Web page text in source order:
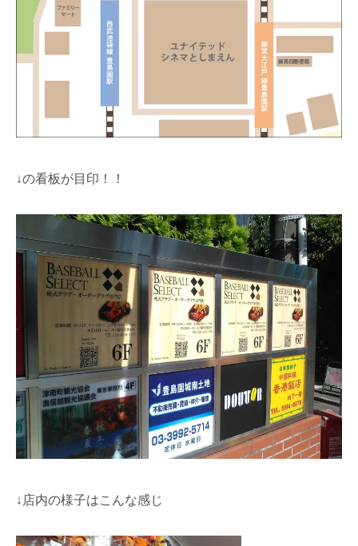
↓の看板が目印！！
↓店内の様子はこんな感じ